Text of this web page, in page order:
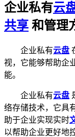
企业私有云
共享 和管理
企业私有云盘
视，它能够帮助企
能。
企业私有云盘
络存储技术，它具
助于企业实现实时
以帮助企业更好地